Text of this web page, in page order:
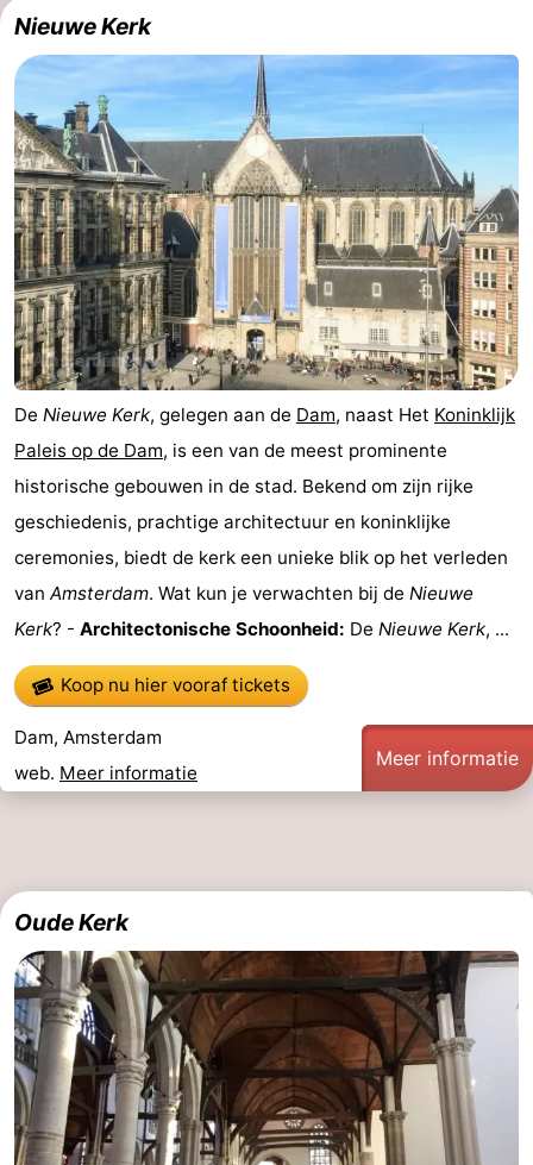
Noord-
-
Holland
Forum
Reisboekenwinkel
Openbaar
vervoer
Route
Centraal
Station
Schiphol
Eindhoven
-
voor
toeristen
Medische
adressen
Weer
Contact
Nieuwe Kerk
De Nieuwe Kerk, gelegen aan de Dam, naast Het Koninklijk
Paleis op de Dam, is een van de meest prominente
historische gebouwen in de stad. Bekend om zijn rijke
geschiedenis, prachtige architectuur en koninklijke
ceremonies, biedt de kerk een unieke blik op het verleden
van Amsterdam. Wat kun je verwachten bij de Nieuwe
Kerk? - Architectonische Schoonheid: De Nieuwe Kerk, ...
Koop nu hier vooraf tickets
Dam, Amsterdam
web. Meer informatie
Meer informatie
Oude Kerk